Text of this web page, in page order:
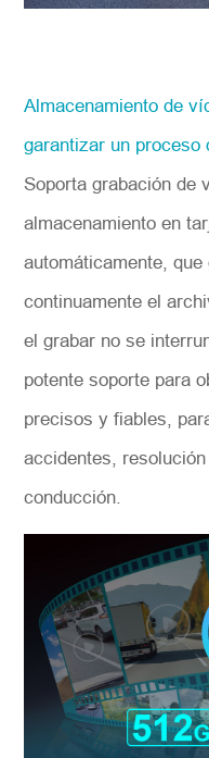
Almacenamiento de
garantizar un proceso
Soporta grabación de
almacenamiento en
automáticamente,
continuamente el
el grabar no se
potente soporte para
precisos y fiables,
accidentes,
conducción.